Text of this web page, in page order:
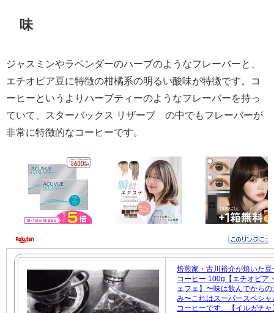
味
ジャスミンやラベンダーのハーブのようなフレーバーと、
エチオピア豆に特徴の柑橘系の明るい酸味が特徴です。コ
ーヒーというよりハーブティーのようなフレーバーを持っ
ていて、スターバックス リザーブ®の中でもフレーバーが
非常に特徴的なコーヒーです。
焙煎家・古川裕介が焼いた豆
コーヒー 100g【エチオピア
ェフェ】〜味は飲んでからの
み〜これはスーパースペシャ
コーヒーです。【イルガチ